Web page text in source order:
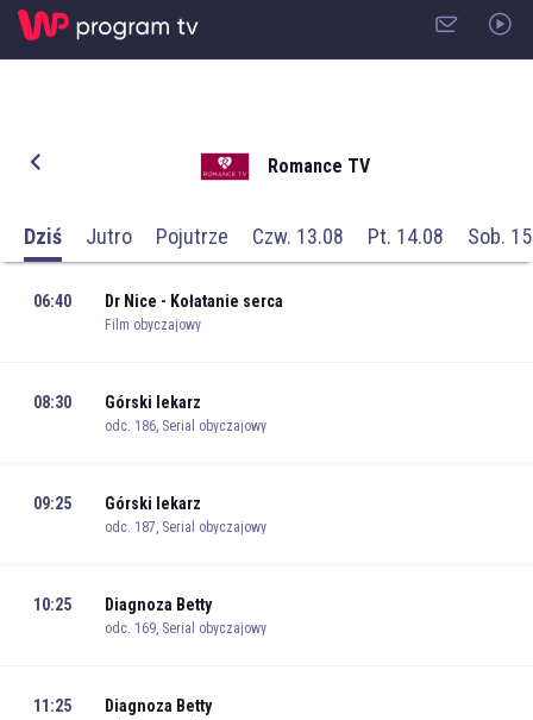
Romance TV
Dziś Jutro Pojutrze Czw. 13.08 Pt. 14.08 Sob.
06:40 Dr Nice - Kołatanie serca
Film obyczajowy
08:30 Górski lekarz
odc. 186, Serial obyczajowy
09:25 Górski lekarz
odc. 187, Serial obyczajowy
10:25 Diagnoza Betty
odc. 169, Serial obyczajowy
11:25 Diagnoza Betty